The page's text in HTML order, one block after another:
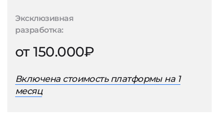
Эксклюзивная
разработка:
от 150.000₽
Включена стоимость платформы на 1
месяц